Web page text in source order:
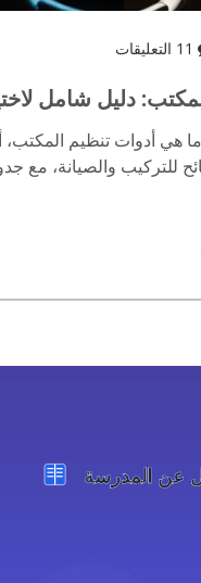
دليل شامل
المثالية
أدوات تنظيم المكتب،
للتركيب والصيانة، مع